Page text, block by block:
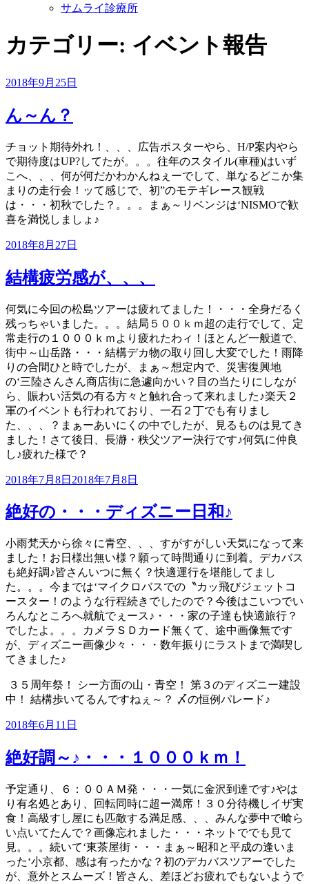
サムライ診療所
カテゴリー: イベント報告
投
日:
2018年9月25日
ん～ん？
チョット期待外れ！、、、広告ポスターやら、H/P案内やら
で期待度はUP?してたが。。。往年のスタイル(車種)はいず
こへ、、、何が何だかわかんねぇーでして、単なるどこか集
まりの走行会！ッて感じで、初”のモテギレース観戦
は・・・初秋でした？。。。まぁ～リベンジは‘NISMOで歓
喜を満悦しましょ♪
投
日:
2018年8月27日
結構疲労感が、、、
何気に今回の松島ツアーは疲れてました！・・・全身だるく
残っちゃいました。。。結局５００ｋｍ超の走行でして、定
常走行の１０００ｋｍより疲れたわィ！ほとんど一般道で、
街中～山岳路・・・結構デカ物の取り回し大変でした！雨降
りの合間ひと時でしたが、まぁ～想定内で、災害復興地
の‘三陸さんさん商店街に急遽向かい？目の当たりにしなが
ら、賑わい活気の有る方々と触れ合って来れました♪楽天２
軍のイベントも行われており、一石２丁でも有りまし
た、、、？まぁーあいにくの中でしたが、見るものは見てき
ました！さて後日、長瀞・秩父ツアー決行です♪何気に仲良
し♪疲れた様で？
投
日:
2018年7月8日 2018年7月8日
絶好の・・・ディズニー日和♪
小雨梵天から徐々に青空、、、すがすがしい天気になって来
ました！お日様出無い様？願って時間通りに到着。デカバス
も絶好調♪皆さんいつに無く？快適運行を堪能してまし
た。。。今までは‘マイクロバスでの〝カッ飛びジェットコ
ースター！のような行程続きでしたので？今後はこいつでい
ろんなところへ就航でぇース♪・・・家の子達も快適旅行？
でしたよ。。。カメラＳＤカード無くて、途中画像無です
が、ディズニー画像少々・・・数年振りにラストまで満喫し
てきました♪
３５周年祭！ シー方面の山・青空！
第３のディズニー建設
中！
結構歩いてるんですねぇ～？ 〆の恒例パレード♪
投
日:
2018年6月11日
絶好調～♪・・・１０００ｋｍ！
予定通り、６：００ＡＭ発・・・一気に金沢到達です♪やは
り有名処とあり、回転同時に超ー満席！３０分待機しイザ実
食！高級すし屋にも匹敵する満足感、、、みんな夢中で喰ら
い点いてたんで？画像忘れました・・・ネットででも見て
見。。。続いて‘東茶屋街・・・まぁ～昭和と平成の逢いま
った‘小京都、感は有ったかな？初のデカバスツアーでした
が、意外とスムーズ！皆さん、差ほどお疲れでもないようで